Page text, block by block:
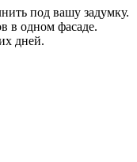
под вашу задумку.
в одном фасаде.
дней.